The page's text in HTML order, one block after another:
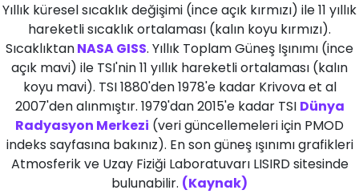
Yıllık küresel sıcaklık değişimi (ince açık kırmızı) ile 11 yıllık
hareketli sıcaklık ortalaması (kalın koyu kırmızı).
SıcaklıktanNASA GISS. Yıllık Toplam Güneş Işınımı (ince
açık mavi) ile TSI'nin 11 yıllık hareketli ortalaması (kalın
koyu mavi). TSI 1880'den 1978'e kadar Krivova et al
2007'den alınmıştır. 1979'dan 2015'e kadar TSI Dünya
Radyasyon Merkezi (veri güncellemeleri için PMOD
indeks sayfasına bakınız). En son güneş ışınımı grafikleri
Atmosferik ve Uzay Fiziği Laboratuvarı LISIRD sitesinde
bulunabilir. (Kaynak)